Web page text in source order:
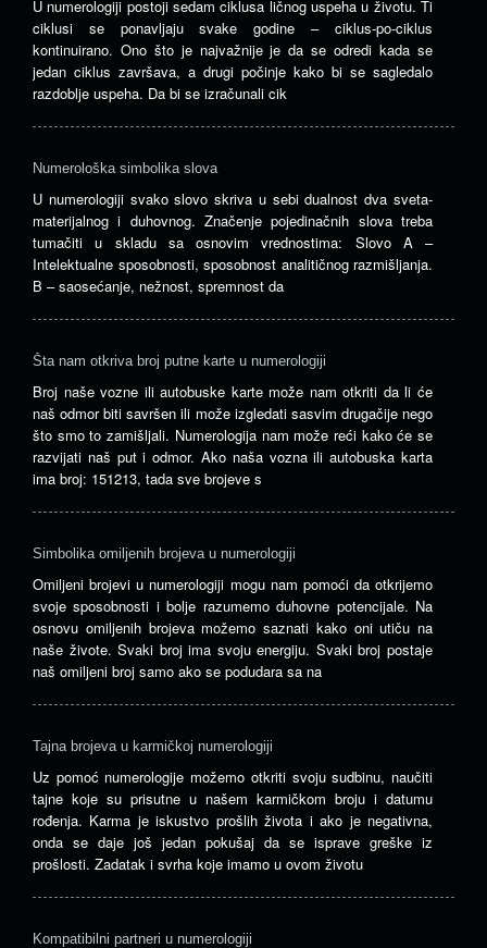
U numerologiji postoji sedam ciklusa ličnog uspeha u životu. Ti
ciklusi se ponavljaju svake godine – ciklus-po-ciklus
kontinuirano. Ono što je najvažnije je da se odredi kada se
jedan ciklus završava, a drugi počinje kako bi se sagledalo
razdoblje uspeha. Da bi se izračunali cik
Numerološka simbolika slova
U numerologiji svako slovo skriva u sebi dualnost dva sveta-
materijalnog i duhovnog. Značenje pojedinačnih slova treba
tumačiti u skladu sa osnovim vrednostima: Slovo A –
Intelektualne sposobnosti, sposobnost analitičnog razmišljanja.
B – saosećanje, nežnost, spremnost da
Šta nam otkriva broj putne karte u numerologiji
Broj naše vozne ili autobuske karte može nam otkriti da li će
naš odmor biti savršen ili može izgledati sasvim drugačije nego
što smo to zamišljali. Numerologija nam može reći kako će se
razvijati naš put i odmor. Ako naša vozna ili autobuska karta
ima broj: 151213, tada sve brojeve s
Simbolika omiljenih brojeva u numerologiji
Omiljeni brojevi u numerologiji mogu nam pomoći da otkrijemo
svoje sposobnosti i bolje razumemo duhovne potencijale. Na
osnovu omiljenih brojeva možemo saznati kako oni utiču na
naše živote. Svaki broj ima svoju energiju. Svaki broj postaje
naš omiljeni broj samo ako se podudara sa na
Tajna brojeva u karmičkoj numerologiji
Uz pomoć numerologije možemo otkriti svoju sudbinu, naučiti
tajne koje su prisutne u našem karmičkom broju i datumu
rođenja. Karma je iskustvo prošlih života i ako je negativna,
onda se daje još jedan pokušaj da se isprave greške iz
prošlosti. Zadatak i svrha koje imamo u ovom životu
Kompatibilni partneri u numerologiji